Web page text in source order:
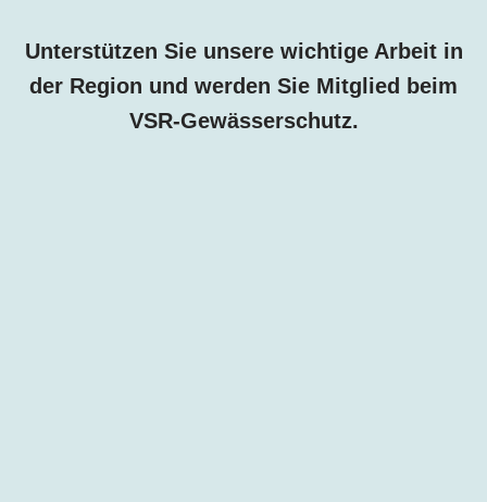
Unterstützen Sie unsere wichtige Arbeit in
der Region und werden Sie Mitglied beim
VSR-Gewässerschutz.